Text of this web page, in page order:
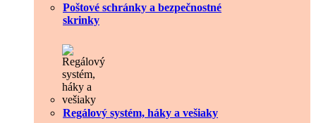
Poštové schránky a bezpečnostné
skrinky
Regálový systém, háky a vešiaky